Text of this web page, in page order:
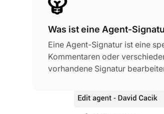
Was ist eine Agent-
Eine Agent-Signatur ist eine
Kommentaren oder
vorhandene Signatur